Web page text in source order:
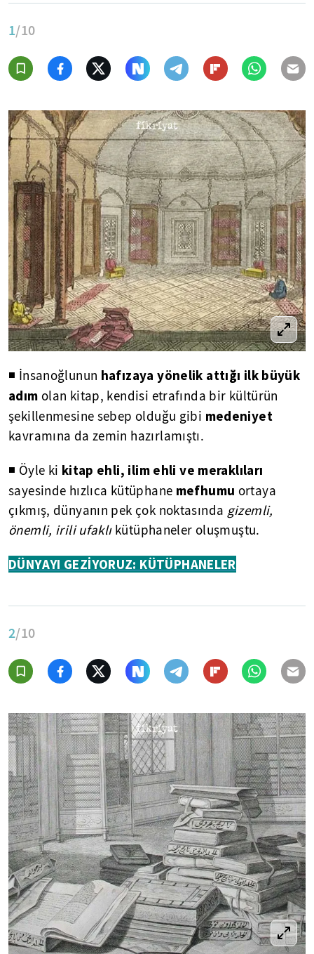
1/10
◾ İnsanoğlunun hafızaya yönelik attığı ilk büyük
adım olan kitap, kendisi etrafında bir kültürün
şekillenmesine sebep olduğu gibi medeniyet
kavramına da zemin hazırlamıştı.
◾ Öyle ki kitap ehli, ilim ehli ve meraklıları
sayesinde hızlıca kütüphane mefhumu ortaya
çıkmış, dünyanın pek çok noktasında gizemli,
önemli, irili ufaklı kütüphaneler oluşmuştu.
DÜNYAYI GEZİYORUZ: KÜTÜPHANELER
2/10